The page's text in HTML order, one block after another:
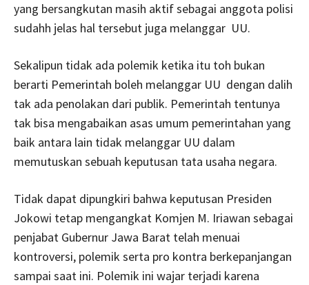
yang bersangkutan masih aktif sebagai anggota polisi
sudahh jelas hal tersebut juga melanggar UU.
Sekalipun tidak ada polemik ketika itu toh bukan
berarti Pemerintah boleh melanggar UU dengan dalih
tak ada penolakan dari publik. Pemerintah tentunya
tak bisa mengabaikan asas umum pemerintahan yang
baik antara lain tidak melanggar UU dalam
memutuskan sebuah keputusan tata usaha negara.
Tidak dapat dipungkiri bahwa keputusan Presiden
Jokowi tetap mengangkat Komjen M. Iriawan sebagai
penjabat Gubernur Jawa Barat telah menuai
kontroversi, polemik serta pro kontra berkepanjangan
sampai saat ini. Polemik ini wajar terjadi karena